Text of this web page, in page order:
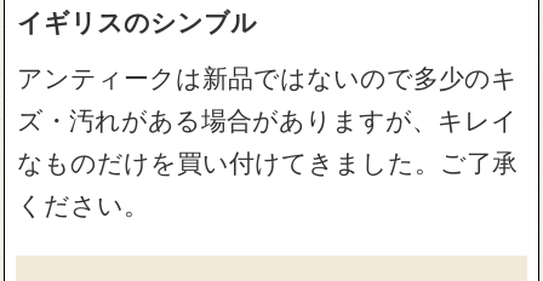
イギリスのシンブル
アンティークは新品ではないので多少のキ
ズ・汚れがある場合がありますが、キレイ
なものだけを買い付けてきました。ご了承
ください。